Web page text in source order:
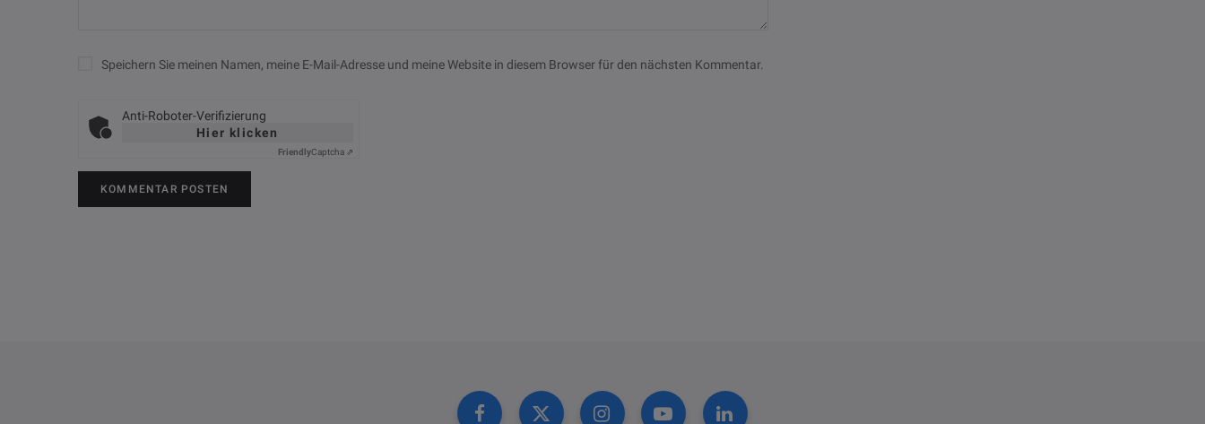
Speichern Sie meinen Namen, meine E-Mail-Adresse und meine Website in diesem Browser für den nächsten Kommentar.
Anti-Roboter-Verifizierung
Hier klicken
FriendlyCaptcha ⇗